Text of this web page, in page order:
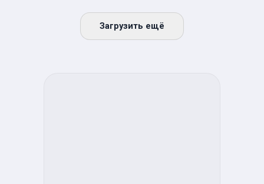
Загрузить ещё